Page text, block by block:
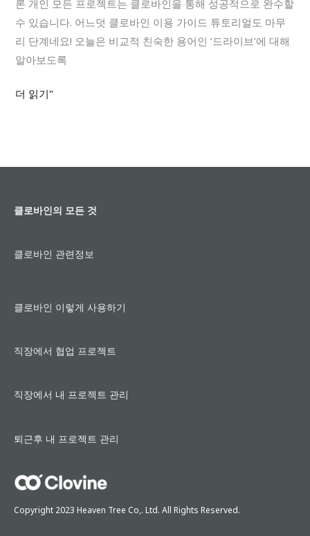
론 개인 모든 프로젝트는 클로바인을 통해 성공적으로 완수할
수 있습니다. 어느덧 클로바인 이용 가이드 튜토리얼도 마무
리 단계네요! 오늘은 비교적 친숙한 용어인 ‘드라이브’에 대해
알아보도록
드
라
이
더 읽기"
클로바인의 모든 것
클로바인 관련정보
클로바인 이렇게 사용하기
직장에서 협업 프로젝트
직장에서 내 프로젝트 관리
퇴근후 내 프로젝트 관리
Copyright 2023 Heaven Tree Co,. Ltd. All Rights Reserved.